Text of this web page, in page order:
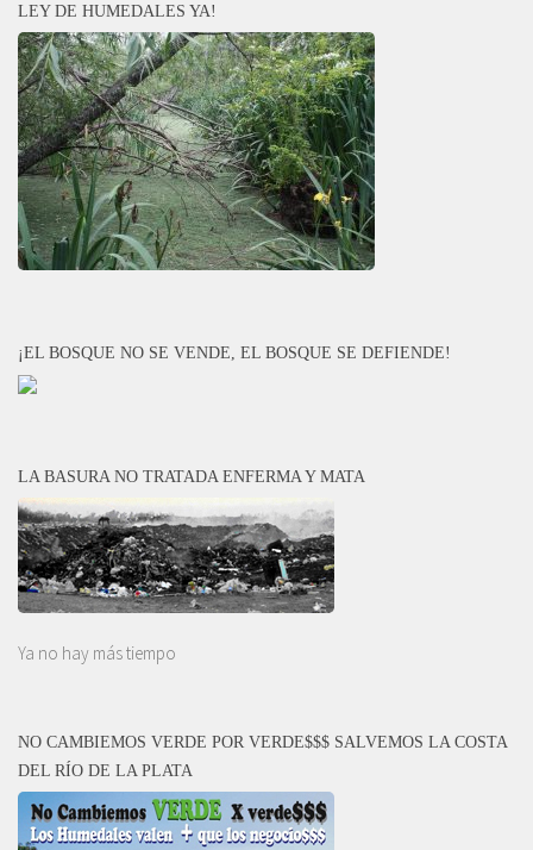
LEY DE HUMEDALES YA!
¡EL BOSQUE NO SE VENDE, EL BOSQUE SE DEFIENDE!
LA BASURA NO TRATADA ENFERMA Y MATA
Ya no hay más tiempo
NO CAMBIEMOS VERDE POR VERDE$$$ SALVEMOS LA COSTA
DEL RÍO DE LA PLATA